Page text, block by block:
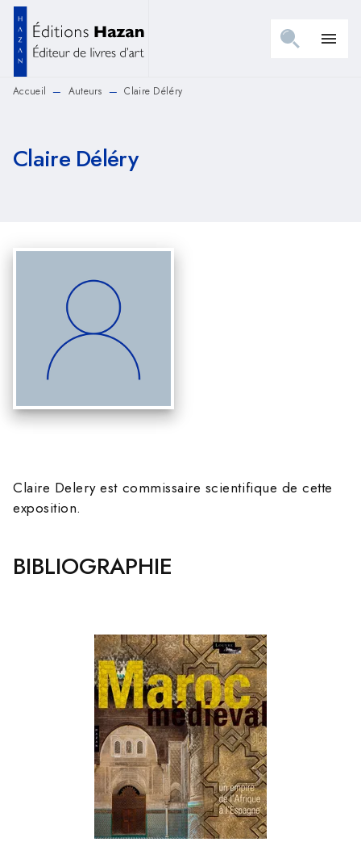
MENU RECHERCHE
PIED DE PAGE
menu
Accueil — Auteurs — Claire Déléry
Claire Déléry
Claire Delery est commissaire scientifique de cette
exposition.
BIBLIOGRAPHIE